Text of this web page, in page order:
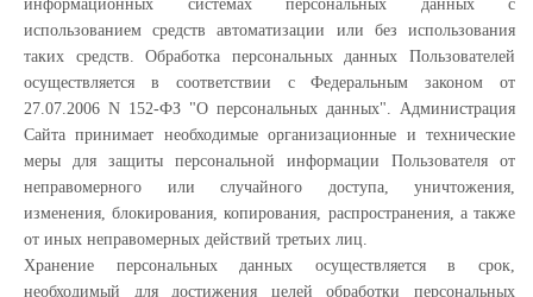
информационных системах персональных данных с
использованием средств автоматизации или без использования
таких средств. Обработка персональных данных Пользователей
осуществляется в соответствии с Федеральным законом от
27.07.2006 N 152-ФЗ "О персональных данных". Администрация
Сайта принимает необходимые организационные и технические
меры для защиты персональной информации Пользователя от
неправомерного или случайного доступа, уничтожения,
изменения, блокирования, копирования, распространения, а также
от иных неправомерных действий третьих лиц.
Хранение персональных данных осуществляется в срок,
необходимый для достижения целей обработки персональных